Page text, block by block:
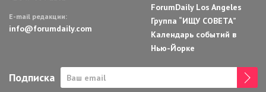
E-mail редакции:
info@forumdaily.com
ForumDaily Los Angeles
Группа “ИЩУ СОВЕТА”
Календарь событий в
Нью-Йорке
Подписка